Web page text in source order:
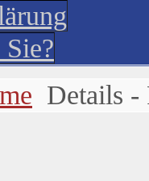
Details -